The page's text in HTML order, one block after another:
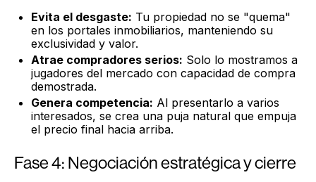
Evita el desgaste: Tu propiedad no se "quema"
en los portales inmobiliarios, manteniendo su
exclusividad y valor.
Atrae compradores serios: Solo lo mostramos a
jugadores del mercado con capacidad de compra
demostrada.
Genera competencia: Al presentarlo a varios
interesados, se crea una puja natural que empuja
el precio final hacia arriba.
Fase 4: Negociación estratégica y cierre